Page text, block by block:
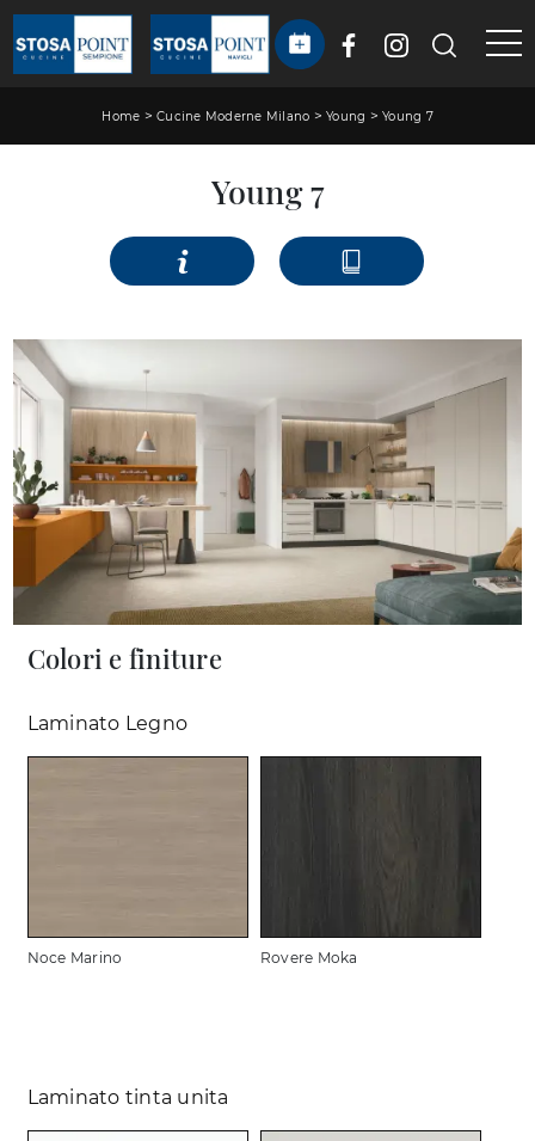
Home > Cucine Moderne Milano > Young > Young 7
Young 7
Colori e finiture
Laminato Legno
Noce Marino Rovere Moka
Laminato tinta unita